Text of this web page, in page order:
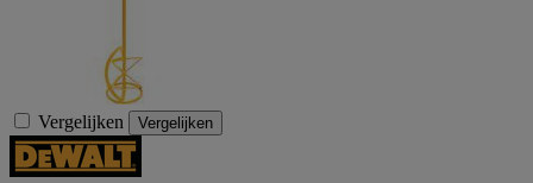
Vergelijken Vergelijken